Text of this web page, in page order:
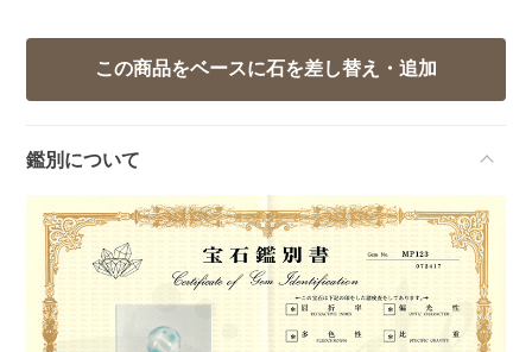
鑑別について